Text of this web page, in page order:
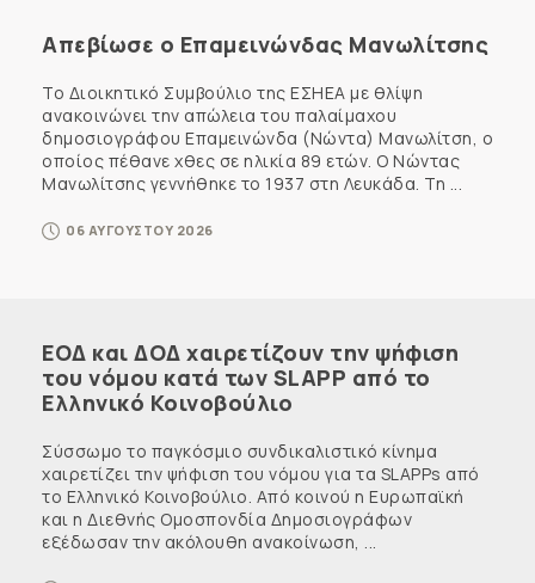
Απεβίωσε ο Επαμεινώνδας Μανωλίτσης
Το Διοικητικό Συμβούλιο της ΕΣΗΕΑ με θλίψη
ανακοινώνει την απώλεια του παλαίμαχου
δημοσιογράφου Επαμεινώνδα (Νώντα) Μανωλίτση, ο
οποίος πέθανε χθες σε ηλικία 89 ετών. Ο Νώντας
Μανωλίτσης γεννήθηκε το 1937 στη Λευκάδα. Τη ...
06 ΑΥΓΟΥΣΤΟΥ 2026
ΕΟΔ και ΔΟΔ χαιρετίζουν την ψήφιση
του νόμου κατά των SLAPP από το
Ελληνικό Κοινοβούλιο
Σύσσωμο το παγκόσμιο συνδικαλιστικό κίνημα
χαιρετίζει την ψήφιση του νόμου για τα SLAPPs από
το Ελληνικό Κοινοβούλιο. Από κοινού η Ευρωπαϊκή
και η Διεθνής Ομοσπονδία Δημοσιογράφων
εξέδωσαν την ακόλουθη ανακοίνωση, ...